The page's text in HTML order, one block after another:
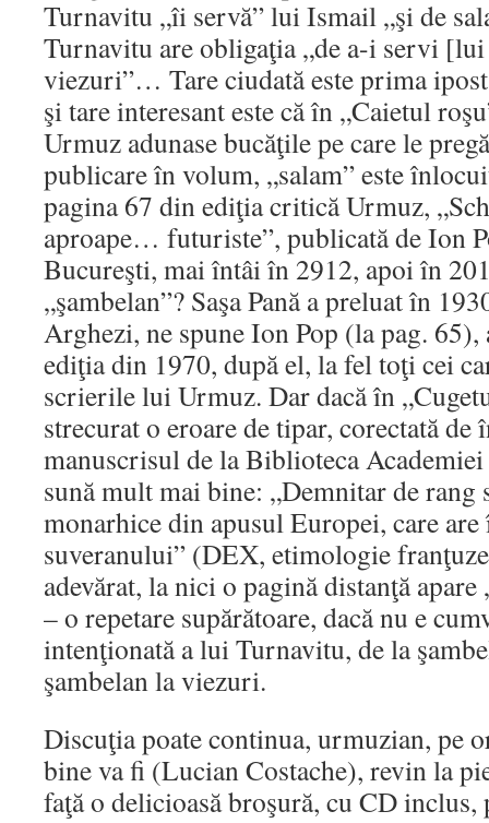
Turnavitu „îi servă” lui Ismail „şi de
Turnavitu are obligaţia „de a-i servi
viezuri”… Tare ciudată este prima
şi tare interesant este că în „Caietul
Urmuz adunase bucăţile pe care le
publicare în volum, „salam” este
pagina 67 din ediţia critică Urmuz,
aproape… futuriste”, publicată de Ion
Bucureşti, mai întâi în 2912, apoi în
„şambelan”? Saşa Pană a preluat în
Arghezi, ne spune Ion Pop (la pag.
ediţia din 1970, după el, la fel toţi cei
scrierile lui Urmuz. Dar dacă în
strecurat o eroare de tipar, corectată
manuscrisul de la Biblioteca Academiei
sună mult mai bine: „Demnitar de rang
monarhice din apusul Europei, care
suveranului” (DEX, etimologie
adevărat, la nici o pagină distanţă
– o repetare supărătoare, dacă nu e
intenţionată a lui Turnavitu, de la
şambelan la viezuri.
Discuţia poate continua, urmuzian, pe
bine va fi (Lucian Costache), revin la
faţă o delicioasă broşură, cu CD